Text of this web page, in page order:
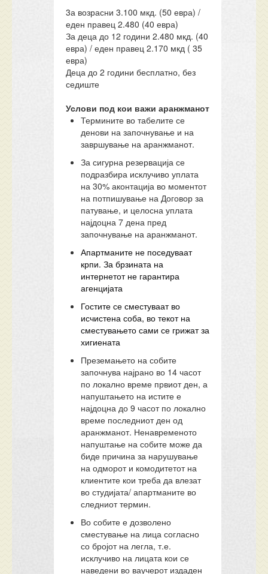
3а возрасни 3.100 мкд. (50 евра) /
еден правец 2.480 (40 евра)
За деца до 12 години 2.480 мкд. (40
евра) / еден правец 2.170 мкд ( 35
евра)
Деца до 2 години бесплатно, без
седиште
Услови под кои важи аранжманот
Термините во табелите се
денови на започнување и на
завршување на аранжманот.
За сигурна резервација се
подразбира исклучиво уплата
на 30% аконтација во моментот
на потпишување на Договор за
патување, и целосна уплата
најдоцна 7 дена пред
започнување на аранжманот.
Апартманите не поседуваат
крпи. За брзината на
интернетот не гарантира
агенцијата
Гостите се сместуваат во
исчистена соба, во текот на
сместувањето сами се грижат за
хигиената
Преземањето на собите
започнува најрано во 14 часот
по локално време првиот ден, а
напуштањето на истите е
најдоцна до 9 часот по локално
време последниот ден од
аранжманот. Ненавременото
напуштање на собите може да
биде причина за нарушување
на одморот и комодитетот на
клиентите кои треба да влезат
во студијата/ апартманите во
следниот термин.
Во собите е дозволено
сместување на лица согласно
со бројот на легла, т.е.
исклучиво на лицата кои се
наведени во ваучерот издаден